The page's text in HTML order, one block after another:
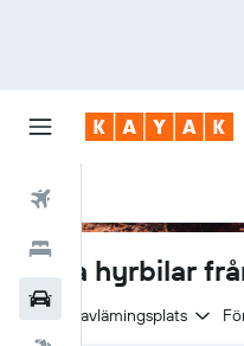
Boka hyrbilar
Samma avlämingsplats